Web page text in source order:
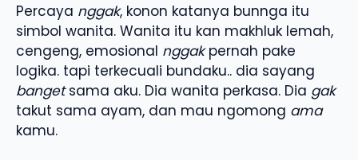
Percaya nggak, konon katanya bunnga itu
simbol wanita. Wanita itu kan makhluk lemah,
cengeng, emosional nggakpernah pake
logika. tapi terkecuali bundaku.. dia sayang
bangetsama aku. Dia wanita perkasa. Dia gak
takut sama ayam, dan mau ngomong ama
kamu.